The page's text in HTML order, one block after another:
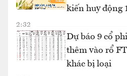
kiến huy động
2:32
Dự báo 9 cổ
thêm vào rổ
khác bị loại